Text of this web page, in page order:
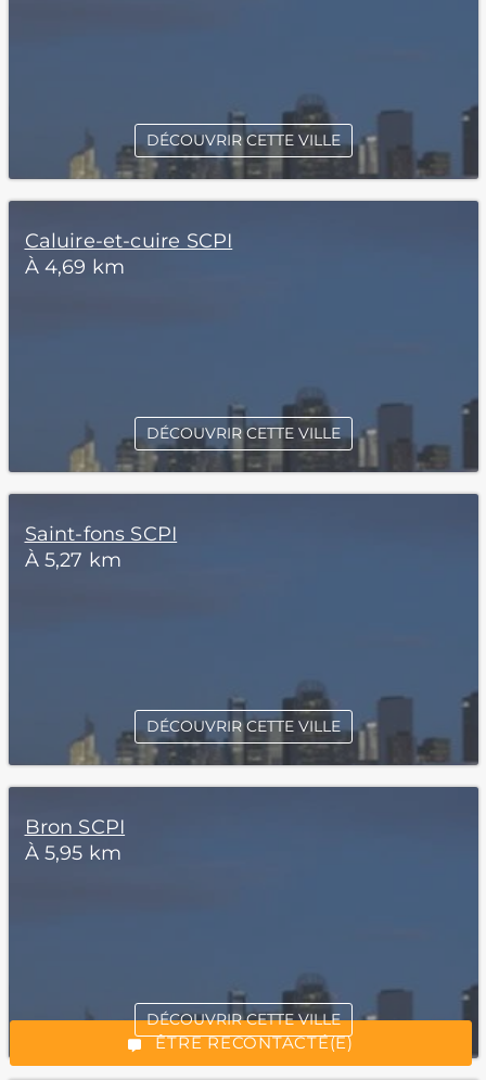
“Excellent”, 165 avis
ÊTRE RECONTACTÉ(E)
DÉCOUVRIR CETTE VILLE
Caluire-et-cuire SCPI
À 4,69 km
DÉCOUVRIR CETTE VILLE
Saint-fons SCPI
À 5,27 km
DÉCOUVRIR CETTE VILLE
Bron SCPI
À 5,95 km
DÉCOUVRIR CETTE VILLE